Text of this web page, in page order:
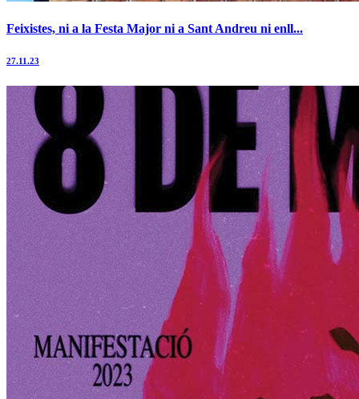
Feixistes, ni a la Festa Major ni a Sant Andreu ni enll...
27.11.23